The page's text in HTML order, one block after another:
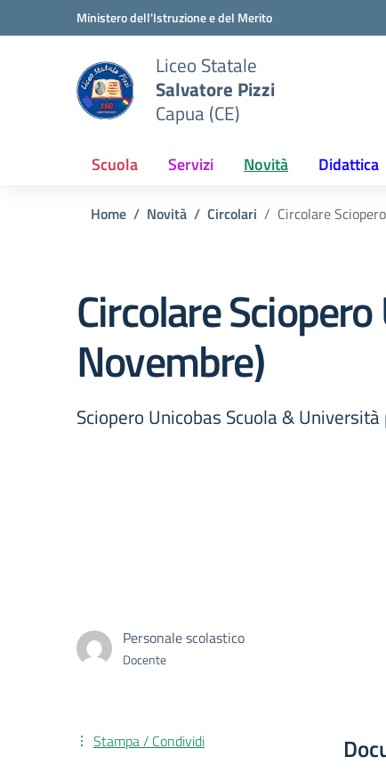
Vai ai contenuti
Vai al menu di navigazioneMinistero dell'Istruzione e del Merito
Liceo Statale
Salvatore Pizzi
Capua (CE)
Scuola Servizi Novità Didattica
Home Novità Circolari Circolare
Circolare
Novembre)
Sciopero Unicobas Scuola &
Personale scolastico
Docente
Stampa / Condividi